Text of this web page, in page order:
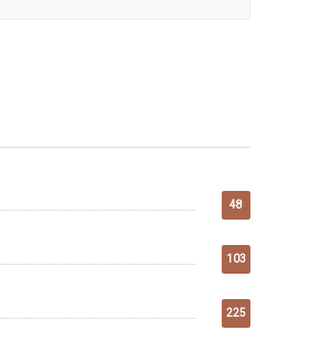
48
103
225